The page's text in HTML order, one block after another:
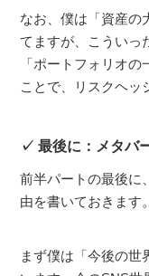
なお、僕は「資産の
てますが、こういっ
「ポートフォリオ
ことで、リスクヘッ
最後に：メタバ
前半パートの最後に
由を書いておきます。
まず僕は「今後の世